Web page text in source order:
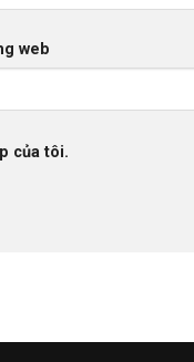
web
của tôi.